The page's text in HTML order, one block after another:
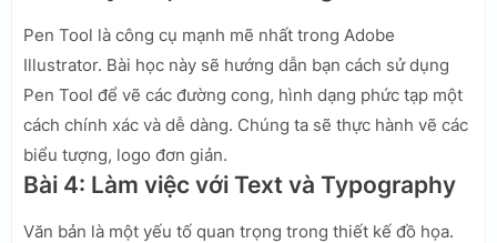
Pen Tool là công cụ mạnh mẽ nhất trong Adobe
Illustrator. Bài học này sẽ hướng dẫn bạn cách sử dụng
Pen Tool để vẽ các đường cong, hình dạng phức tạp một
cách chính xác và dễ dàng. Chúng ta sẽ thực hành vẽ các
biểu tượng, logo đơn giản.
Bài 4: Làm việc với Text và Typography
Văn bản là một yếu tố quan trọng trong thiết kế đồ họa.